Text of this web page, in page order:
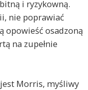
i ryzykowną.
nie poprawiać
opowieść osadzoną
na zupełnie
Morris, myśliwy